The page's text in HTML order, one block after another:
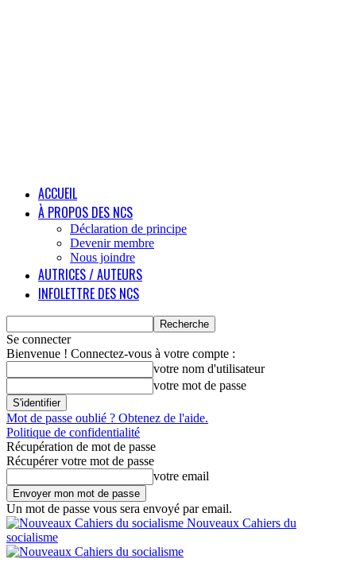
ACCUEIL
À PROPOS DES NCS
Déclaration de principe
Devenir membre
Nous joindre
AUTRICES / AUTEURS
INFOLETTRE DES NCS
Se connecter
Bienvenue ! Connectez-vous à votre compte :
votre nom d'utilisateur
votre mot de passe
Mot de passe oublié ? Obtenez de l'aide.
Politique de confidentialité
Récupération de mot de passe
Récupérer votre mot de passe
votre email
Un mot de passe vous sera envoyé par email.
Nouveaux Cahiers du
socialisme